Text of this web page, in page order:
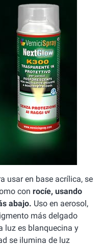
usar en base acrílica, se
con rocíe, usando
abajo. Uso en aerosol,
más delgado
luz es blanquecina y
se ilumina de luz